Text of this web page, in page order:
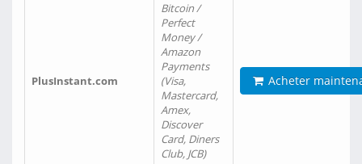
PlusInstant.com
Bitcoin /
Perfect
Money /
Amazon
Payments
(Visa,
Mastercard,
Amex,
Discover
Card, Diners
Club, JCB)
Acheter